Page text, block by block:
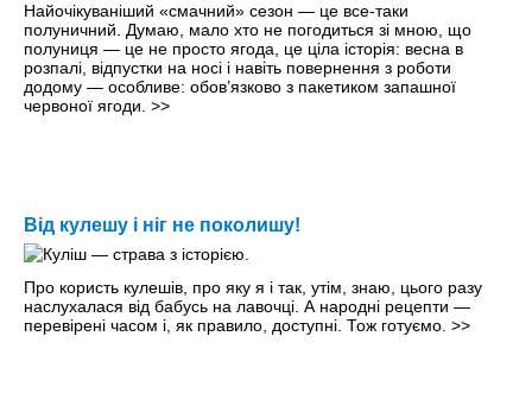
Найочікуваніший «смачний» сезон — це все-таки
полуничний. Думаю, мало хто не погодиться зі мною, що
полуниця — це не просто ягода, це ціла історія: весна в
розпалі, відпустки на носі і навіть повернення з роботи
додому — особливе: обов’язково з пакетиком запашної
червоної ягоди. >>
Від кулешу і ніг не поколишу!
Про користь кулешів, про яку я і так, утім, знаю, цього разу
наслухалася від бабусь на лавочці. А народні рецепти —
перевірені часом і, як правило, доступні. Тож готуємо. >>